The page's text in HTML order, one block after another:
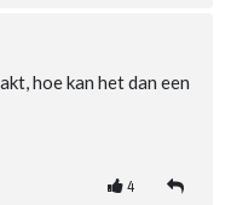
hoe kan het dan een
4